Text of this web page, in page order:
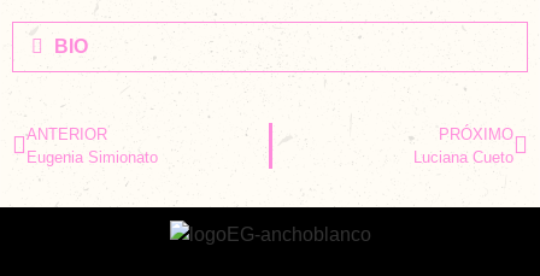
BIO
ANTERIOR
Eugenia Simionato
PRÓXIMO
Luciana Cueto